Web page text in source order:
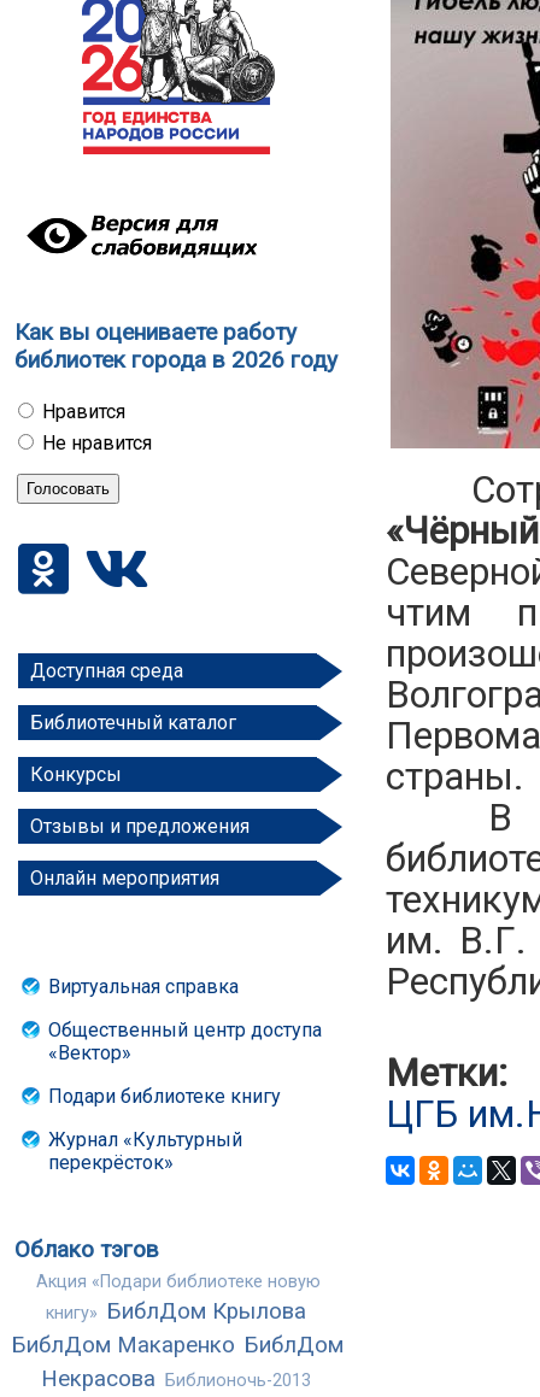
Как вы оцениваете работу
библиотек города в 2026 году
Нравится
Не нравится
Доступная среда
Библиотечный каталог
Конкурсы
Отзывы и предложения
Онлайн мероприятия
Виртуальная справка
Общественный центр доступа
«Вектор»
Подари библиотеке книгу
Журнал «Культурный
перекрёсток»
Облако тэгов
Акция «Подари библиотеке новую
книгу» БиблДом Крылова
БиблДом Макаренко БиблДом
Некрасова
Библионочь-2013
чтим
страны.
В дни
им. В.Г.
Метки:
ЦГБ